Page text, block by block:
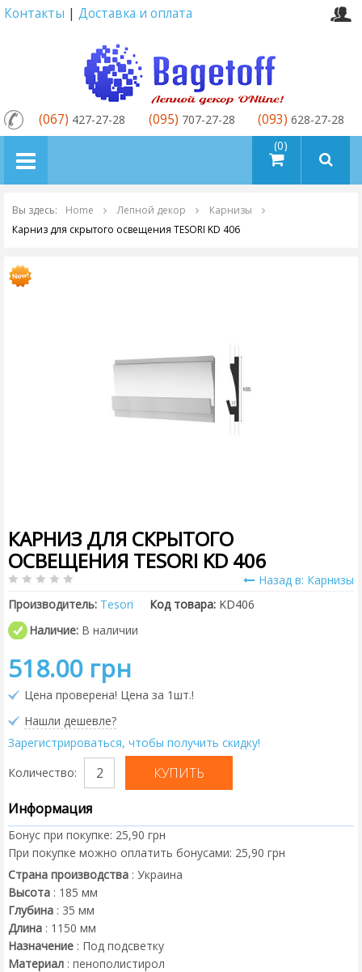
Контакты | Доставка и оплата
товаров (0)
(067) 427-27-28 (095) 707-27-28 (093) 628-27-28
Вы здесь: Home Лепной декор
Карнизы
Карниз для скрытого освещения TESORI KD 406
КАРНИЗ ДЛЯ СКРЫТОГО
ОСВЕЩЕНИЯ TESORI KD 406
Назад в: Карнизы
Производитель: Tesori Код товара: KD406
Наличие: В наличии
518.00 грн
Цена проверена! Цена за 1шт.!
Нашли дешевле?
Зарегистрироваться, чтобы получить скидку!
Количество:
Информация
Бонус при покупке: 25,90 грн
При покупке можно оплатить бонусами: 25,90 грн
Страна производства : Украина
Высота : 185 мм
Глубина : 35 мм
Длина : 1150 мм
Назначение : Под подсветку
Материал : пенополистирол